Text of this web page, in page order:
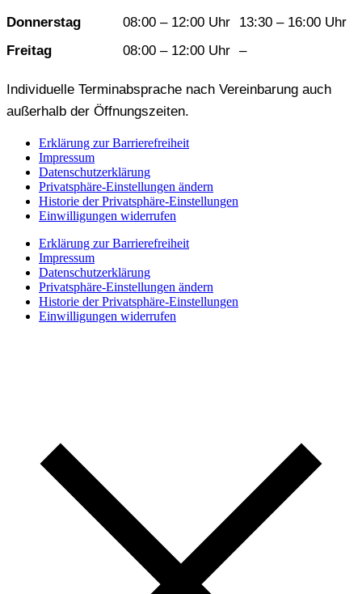
Donnerstag
08:00 – 12:00 Uhr
13:30 – 16:00 Uhr
Freitag
08:00 – 12:00 Uhr –
Individuelle Terminabsprache nach Vereinbarung auch
außerhalb der Öffnungszeiten.
Erklärung zur Barrierefreiheit
Impressum
Datenschutzerklärung
Privatsphäre-Einstellungen ändern
Historie der Privatsphäre-Einstellungen
Einwilligungen widerrufen
Erklärung zur Barrierefreiheit
Impressum
Datenschutzerklärung
Privatsphäre-Einstellungen ändern
Historie der Privatsphäre-Einstellungen
Einwilligungen widerrufen